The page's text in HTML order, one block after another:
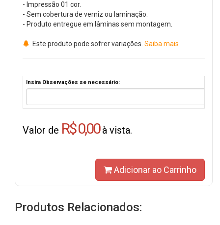
- Impressão 01 cor.
- Sem cobertura de verniz ou laminação.
- Produto entregue em lâminas sem montagem.
Este produto pode sofrer variações. Saiba mais
Insira Observações se necessário:
Valor de R$ 0,00à vista.
Adicionar ao Carrinho
Produtos Relacionados: